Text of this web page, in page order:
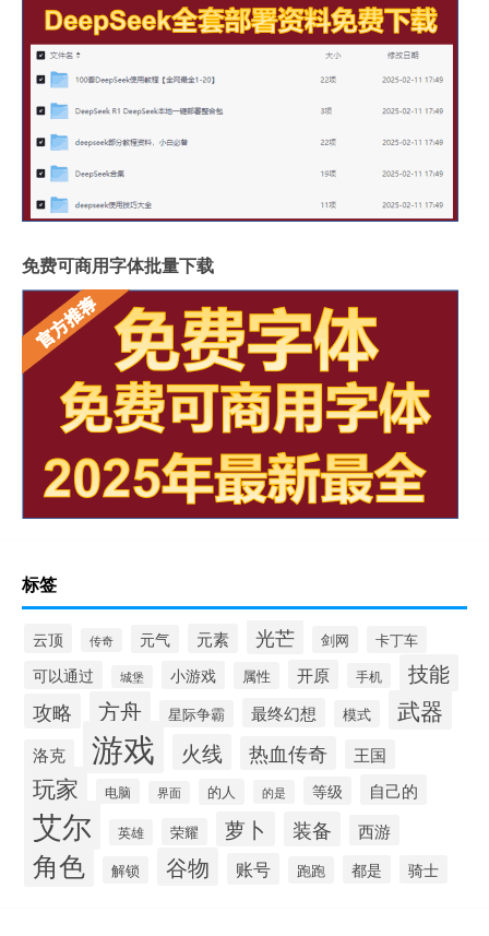
免费可商用字体批量下载
标签
云顶 传奇 元气 元素 光芒 剑网 卡丁车
可以通过 城堡 小游戏 属性 开原 手机 技能
攻略 方舟 星际争霸 最终幻想 模式 武器
洛克 游戏 火线 热血传奇 王国
玩家 电脑 界面 的人 的是 等级 自己的
艾尔 英雄 荣耀 萝卜 装备 西游
角色 解锁 谷物 账号 跑跑 都是 骑士